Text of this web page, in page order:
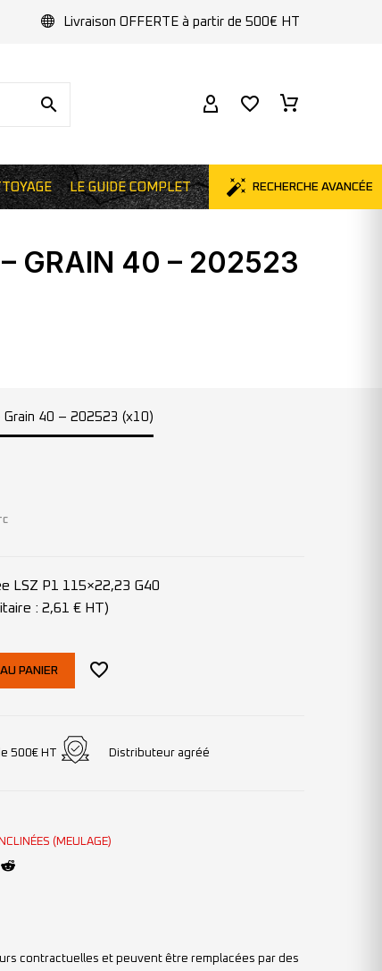
Livraison OFFERTE à partir de 500€ HT
LE GUIDE COMPLET RECHERCHE AVANCÉE
– GRAIN 40 – 202523
Grain 40 – 202523 (x10)
LSZ P1 115×22,23 G40
: 2,61 € HT)
PANIER
500€ HT Distributeur agréé
(MEULAGE)
contractuelles et peuvent être remplacées par des